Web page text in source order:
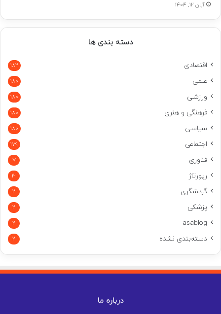
آبان 12, 1404
دسته بندی ها
اقتصادی 182
علمی 180
ورزشی 180
فرهنگی و هنری 180
سیاسی 180
اجتماعی 179
فناوری 7
رپورتاژ 3
گردشگری 2
پزشکی 2
asablog
2
دسته‌بندی نشده 2
درباره ما